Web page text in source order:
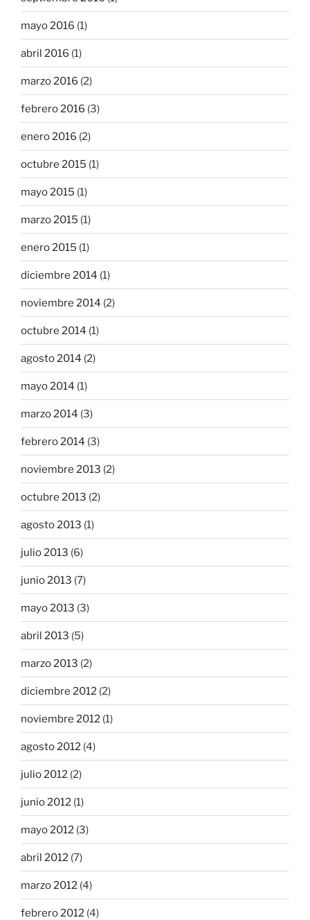
mayo 2016 (1)
abril 2016 (1)
marzo 2016 (2)
febrero 2016 (3)
enero 2016 (2)
octubre 2015 (1)
mayo 2015 (1)
marzo 2015 (1)
enero 2015 (1)
diciembre 2014 (1)
noviembre 2014 (2)
octubre 2014 (1)
agosto 2014 (2)
mayo 2014 (1)
marzo 2014 (3)
febrero 2014 (3)
noviembre 2013 (2)
octubre 2013 (2)
agosto 2013 (1)
julio 2013 (6)
junio 2013 (7)
mayo 2013 (3)
abril 2013 (5)
marzo 2013 (2)
diciembre 2012 (2)
noviembre 2012 (1)
agosto 2012 (4)
julio 2012 (2)
junio 2012 (1)
mayo 2012 (3)
abril 2012 (7)
marzo 2012 (4)
febrero 2012 (4)